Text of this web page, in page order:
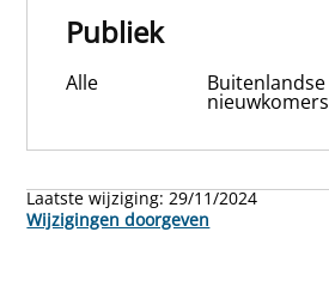
Publiek
Alle Buitenlandse
nieuwkomers
Laatste wijziging:29/11/2024
Wijzigingen doorgeven